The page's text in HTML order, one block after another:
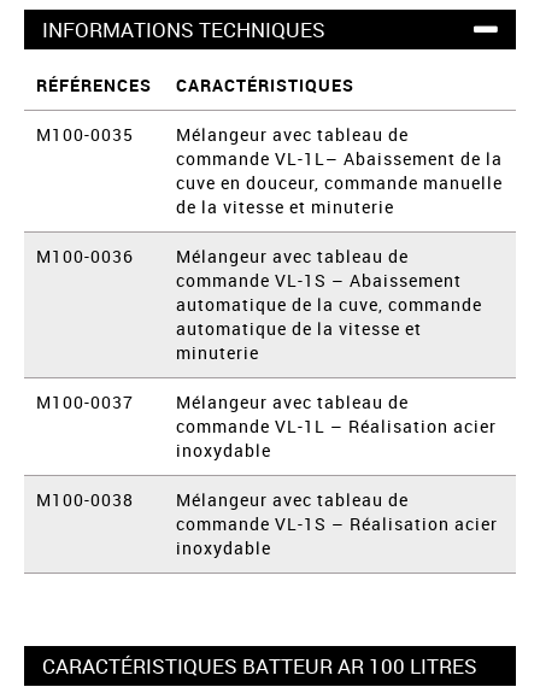
INFORMATIONS TECHNIQUES
RÉFÉRENCES CARACTÉRISTIQUES
M100-0035
Mélangeur avec tableau de
commande VL-1L– Abaissement de la
cuve en douceur, commande manuelle
de la vitesse et minuterie
M100-0036
Mélangeur avec tableau de
commande VL-1S – Abaissement
automatique de la cuve, commande
automatique de la vitesse et
minuterie
M100-0037
Mélangeur avec tableau de
commande VL-1L – Réalisation acier
inoxydable
M100-0038
Mélangeur avec tableau de
commande VL-1S – Réalisation acier
inoxydable
CARACTÉRISTIQUES BATTEUR AR 100 LITRES